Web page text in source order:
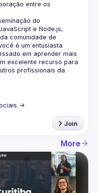
entre os
do
e Node.js,
comunidade de
é um entusiasta
em aprender mais
excelente recurso para
profissionais da
Join
More